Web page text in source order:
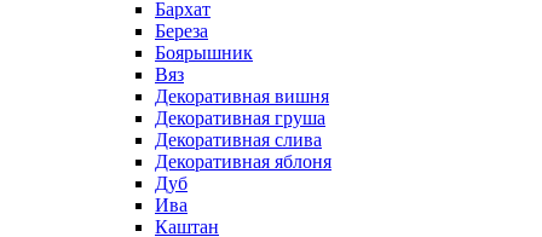
Бархат
Береза
Боярышник
Вяз
Декоративная вишня
Декоративная груша
Декоративная слива
Декоративная яблоня
Дуб
Ива
Каштан